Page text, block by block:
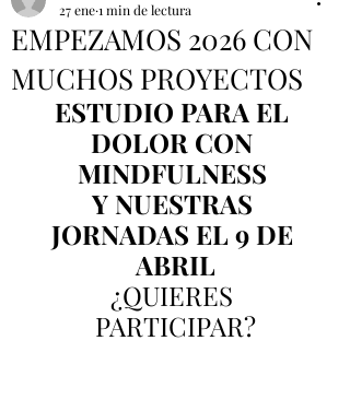
EMPEZAMOS 2026 CON
MUCHOS PROYECTOS
27 ene1 min de lectura
ESTUDIO PARA EL
DOLOR CON
MINDFULNESS
Y NUESTRAS
JORNADAS EL 9 DE
ABRIL
¿QUIERES
PARTICIPAR?